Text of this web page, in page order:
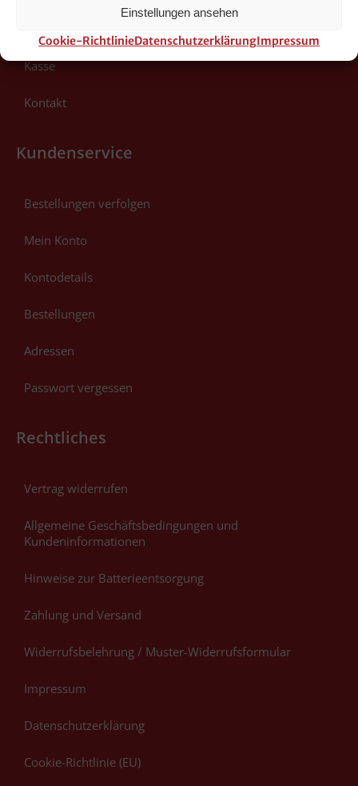
Einstellungen ansehen
Cookie-RichtlinieDatenschutzerklärungImpressum
Kasse
Kontakt
Kundenservice
Bestellungen verfolgen
Mein Konto
Kontodetails
Bestellungen
Adressen
Passwort vergessen
Rechtliches
Vertrag widerrufen
Allgemeine Geschäftsbedingungen und
Kundeninformationen
Hinweise zur Batterieentsorgung
Zahlung und Versand
Widerrufsbelehrung / Muster-Widerrufsformular
Impressum
Datenschutzerklärung
Cookie-Richtlinie (EU)